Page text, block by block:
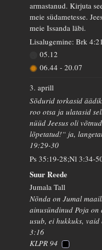
armastanud. Kirjuta
meie südametesse.
meie Issanda läbi.
Lisalugemine: Brk
05.12
06.44 - 20.07
3. aprill
Sõdurid torkasid
roo otsa ja ulatasid
nüüd Jeesus oli
lõpetatud!“ ja,
19:29-30
Ps 35:19-28;Nl 3:34-
Suur Reede
Jumala Tall
Nõnda on Jumal
ainusündinud Poja on
usub, ei hukkuks,
3:16
KLPR 94